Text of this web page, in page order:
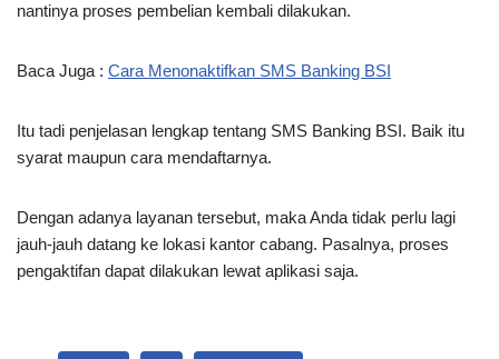
nantinya proses pembelian kembali dilakukan.
Baca Juga : Cara Menonaktifkan SMS Banking BSI
Itu tadi penjelasan lengkap tentang SMS Banking BSI. Baik itu
syarat maupun cara mendaftarnya.
Dengan adanya layanan tersebut, maka Anda tidak perlu lagi
jauh-jauh datang ke lokasi kantor cabang. Pasalnya, proses
pengaktifan dapat dilakukan lewat aplikasi saja.